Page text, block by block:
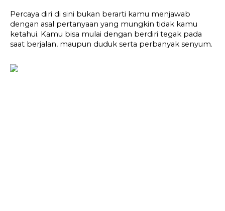
Percaya diri di sini bukan berarti kamu menjawab
dengan asal pertanyaan yang mungkin tidak kamu
ketahui. Kamu bisa mulai dengan berdiri tegak pada
saat berjalan, maupun duduk serta perbanyak senyum.